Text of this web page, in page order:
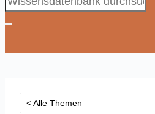
< Alle Themen